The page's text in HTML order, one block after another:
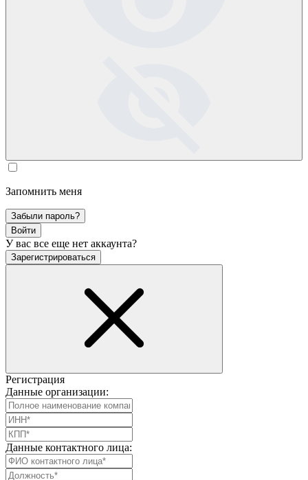
Запомнить меня
Забыли пароль?
Войти
У вас все еще нет аккаунта?
Зарегистрироваться
Регистрация
Данные организации:
Данные контактного лица: